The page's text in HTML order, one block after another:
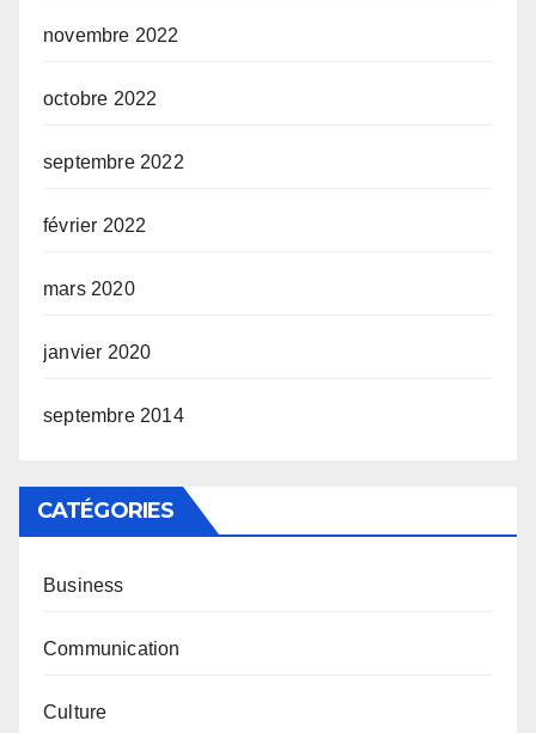
novembre 2022
octobre 2022
septembre 2022
février 2022
mars 2020
janvier 2020
septembre 2014
CATÉGORIES
Business
Communication
Culture